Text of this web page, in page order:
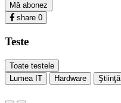
Mă abonez
share 0
Teste
Toate testele
Lumea IT
Hardware Ştiinţă